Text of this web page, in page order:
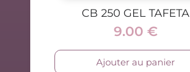
CB 250 GEL TAFETA
9.00 €
Ajouter au panier